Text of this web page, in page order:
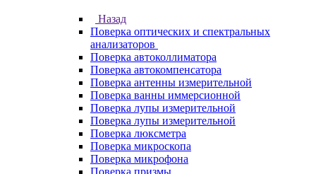
Назад
Поверка оптических и спектральных
анализаторов
Поверка автоколлиматора
Поверка автокомпенсатора
Поверка антенны измерительной
Поверка ванны иммерсионной
Поверка лупы измерительной
Поверка лупы измерительной
Поверка люксметра
Поверка микроскопа
Поверка микрофона
Поверка призмы